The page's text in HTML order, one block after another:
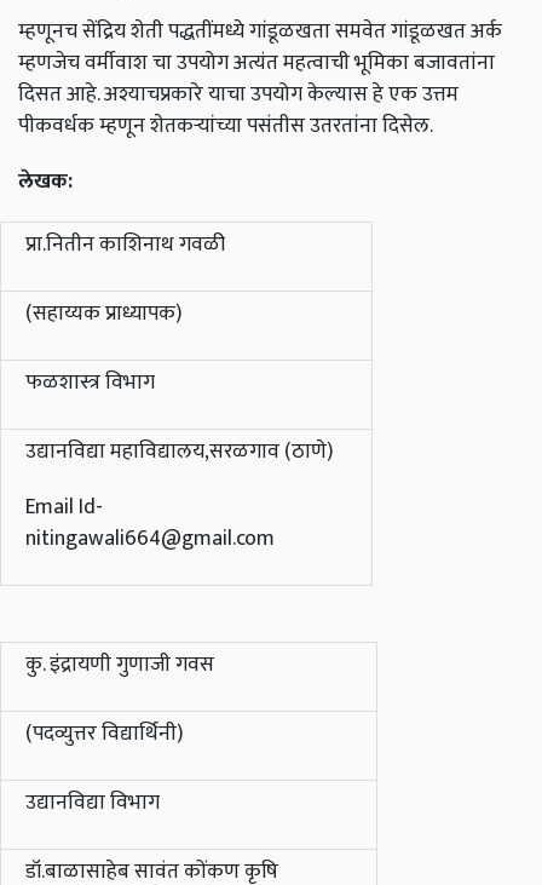
म्हणूनच सेंद्रिय शेती पद्धतींमध्ये गांडूळखता समवेत गांडूळखत अर्क
म्हणजेच वर्मीवाश चा उपयोग अत्यंत महत्वाची भूमिका बजावतांना
दिसत आहे. अश्याचप्रकारे याचा उपयोग केल्यास हे एक उत्तम
पीकवर्धक म्हणून शेतकऱ्यांच्या पसंतीस उतरतांना दिसेल.
लेखक:
प्रा.नितीन काशिनाथ गवळी
(सहाय्यक प्राध्यापक)
फळशास्त्र विभाग
उद्यानविद्या महाविद्यालय,सरळगाव (ठाणे)
Email Id-
nitingawali664@gmail.com
कु. इंद्रायणी गुणाजी गवस
(पदव्युत्तर विद्यार्थिनी)
उद्यानविद्या विभाग
डॉ.बाळासाहेब सावंत कोंकण कृषि